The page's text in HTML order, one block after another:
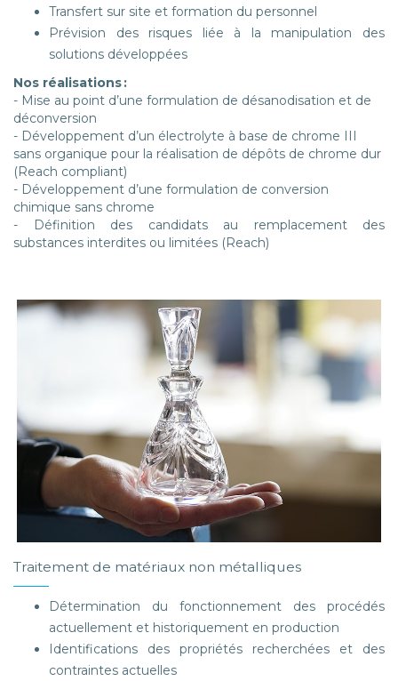
Transfert sur site et formation du personnel
Prévision des risques liée à la manipulation des
solutions développées
Nos réalisations :
- Mise au point d’une formulation de désanodisation et de
déconversion
- Développement d’un électrolyte à base de chrome III
sans organique pour la réalisation de dépôts de chrome dur
(Reach compliant)
- Développement d’une formulation de conversion
chimique sans chrome
- Définition des candidats au remplacement des
substances interdites ou limitées (Reach)
Traitement de matériaux non métalliques
Détermination du fonctionnement des procédés
actuellement et historiquement en production
Identifications des propriétés recherchées et des
contraintes actuelles